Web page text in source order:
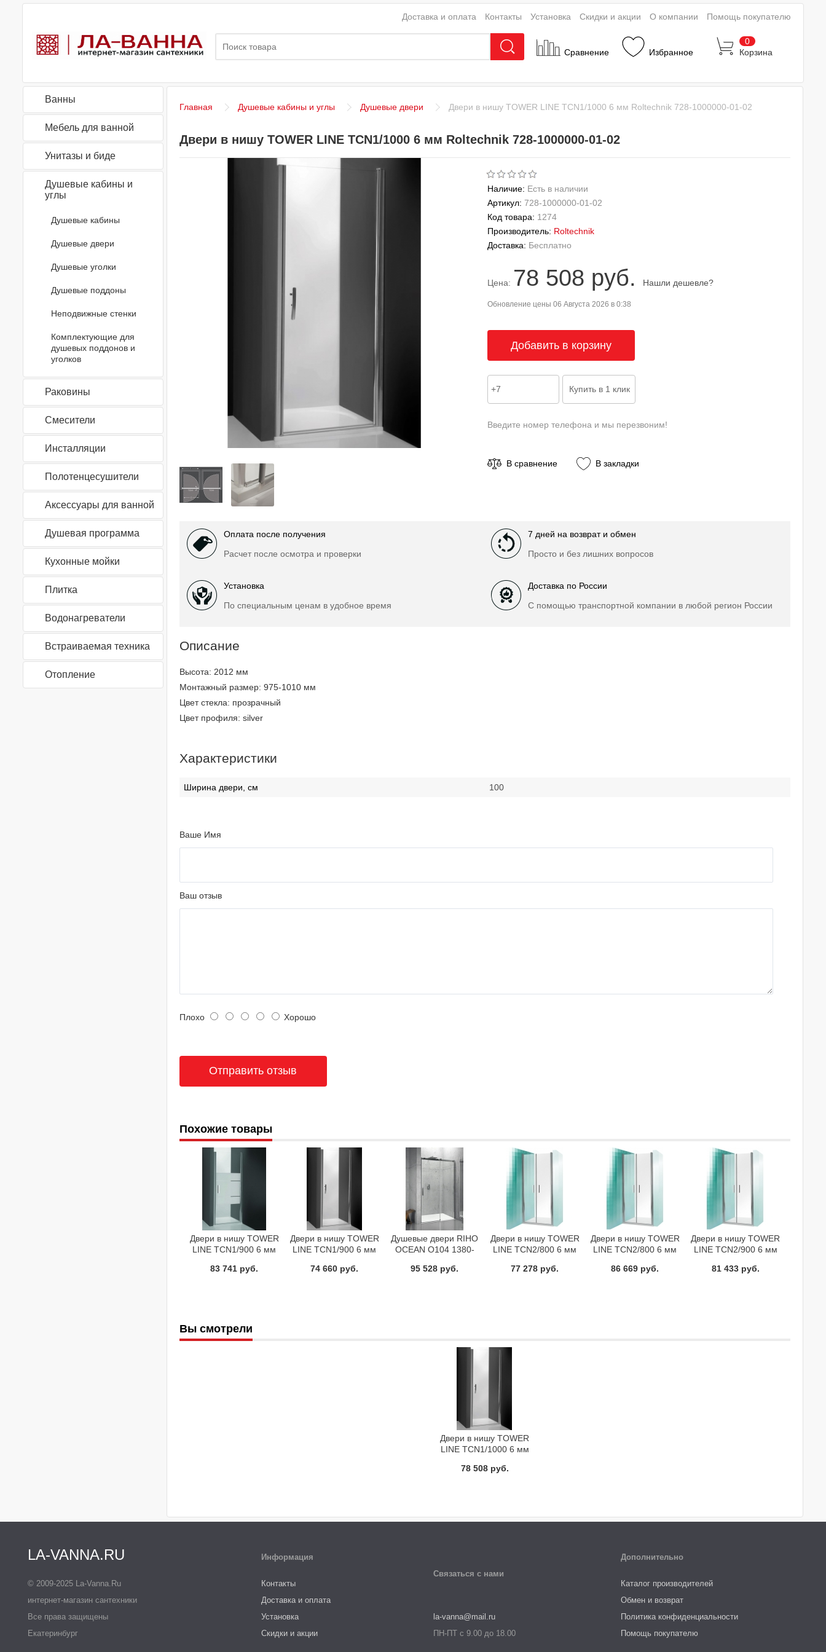
Сравнение Избранное
0
Корзина
Доставка и оплата Контакты Установка Скидки и акции О компании Помощь покупателю
Ванны
Мебель для ванной
Унитазы и биде
Душевые кабины и
углы
Душевые кабины
Душевые двери
Душевые уголки
Душевые поддоны
Неподвижные стенки
Комплектующие для
душевых поддонов и
уголков
Раковины
Смесители
Инсталляции
Полотенцесушители
Аксессуары для ванной
Душевая программа
Кухонные мойки
Плитка
Водонагреватели
Встраиваемая техника
Отопление
Главная Душевые кабины и углы Душевые двери Двери в нишу TOWER LINE TCN1/1000 6 мм Roltechnik 728-1000000-01-02
Двери в нишу TOWER LINE TCN1/1000 6 мм Roltechnik 728-1000000-01-02
Наличие: Есть в наличии
Артикул: 728-1000000-01-02
Код товара: 1274
Производитель: Roltechnik
Доставка: Бесплатно
Цена: 78 508 руб. Нашли дешевле?
Обновление цены 06 Августа 2026 в 0:38
Введите номер телефона и мы перезвоним!
В сравнение В закладки
Оплата после получения
Расчет после осмотра и проверки
7 дней на возврат и обмен
Просто и без лишних вопросов
Установка
По специальным ценам в удобное время
Доставка по России
С помощью транспортной компании в любой регион России
Описание
Высота: 2012 мм
Монтажный размер: 975-1010 мм
Цвет стекла: прозрачный
Цвет профиля: silver
Характеристики
Ширина двери, см 100
Ваше Имя
Ваш отзыв
Плохо Хорошо
Похожие товары
Двери в нишу TOWER
LINE TCN1/900 6 мм
9000000-01-20
83 741 руб.
Двери в нишу TOWER
LINE TCN1/900 6 мм
9000000-01-02
74 660 руб.
Душевые двери RIHO
OCEAN O104 1380-
95 528 руб.
Двери в нишу TOWER
LINE TCN2/800 6 мм
8000000-01-02
77 278 руб.
Двери в нишу TOWER
LINE TCN2/800 6 мм
8000000-01-20
86 669 руб.
Двери в нишу TOWER
LINE TCN2/900 6 мм
9000000-01-02
81 433 руб.
Вы смотрели
Двери в нишу TOWER
LINE TCN1/1000 6 мм
1000000-01-02
78 508 руб.
LA-VANNA.RU
© 2009-2025 La-Vanna.Ru
интернет-магазин сантехники
Все права защищены
Екатеринбург
Информация
Контакты
Доставка и оплата
Установка
Скидки и акции
Связаться с нами
la-vanna@mail.ru
ПН-ПТ с 9.00 до 18.00
Дополнительно
Каталог производителей
Обмен и возврат
Политика конфиденциальности
Помощь покупателю